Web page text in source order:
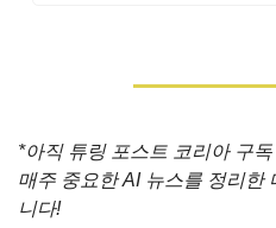
*아직 튜링 포스트 코리아 구
매주 중요한 AI 뉴스를 정리한
니다!